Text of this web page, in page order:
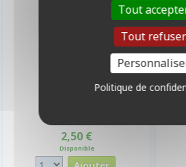
2,50 €
Disponible
Tout
Tout refuser
Politique de